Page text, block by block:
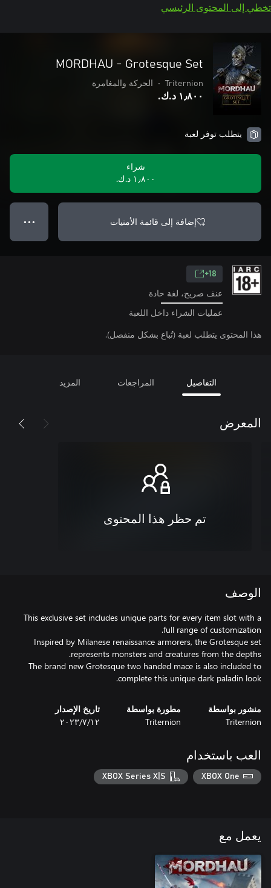
تخطي إلى المحتوى الرئيسي
MORDHAU - Grotesque Set
Triternion
• الحركة والمغامرة
١٫٨٠٠ د.ك.‏
يتطلب توفر لعبة
شراء
١٫٨٠٠ د.ك.‏
إضافة إلى قائمة الأمنيات ● ● ●
18+
عنف صريح، لغة حادة
عمليات الشراء داخل اللعبة
هذا المحتوى يتطلب لعبة (تُباع بشكل منفصل).
التفاصيل المراجعات المزيد
المعرض
تم حظر هذا المحتوى
الوصف
This exclusive set includes unique parts for every item slot with a
Inspired by Milanese renaissance armorers, the Grotesque set
The brand new Grotesque two handed mace is also included to
complete this unique dark paladin look.
منشور بواسطة
Triternion
مطورة بواسطة
Triternion
تاريخ الإصدار
١٢‏/٧‏/٢٠٢٣
العب باستخدام
XBOX One
XBOX Series X|S
يعمل مع